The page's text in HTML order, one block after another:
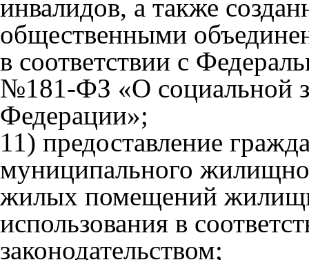
инвалидов, а также
общественными
в соответствии с
№181-ФЗ «О социальной
Федерации»;
11) предоставление
муниципального
жилых помещений
использования в
законодательством;